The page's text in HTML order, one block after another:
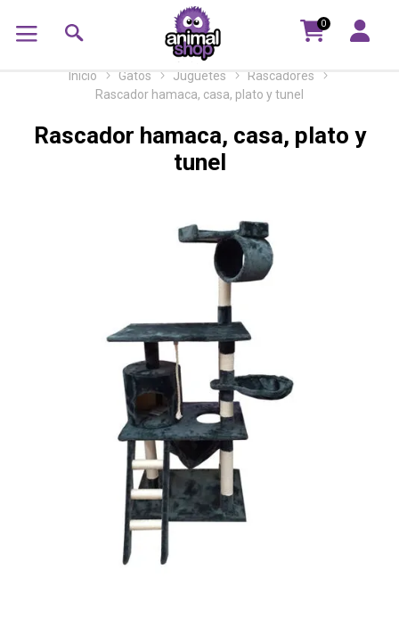
0
Inicio Gatos Juguetes
Rascadores
Rascador hamaca, casa, plato y tunel
Rascador hamaca, casa, plato y
tunel